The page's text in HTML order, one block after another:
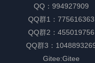
QQ：994927909
QQ群1：775616363
QQ群2：455019756
QQ群3：
Gitee:Gitee